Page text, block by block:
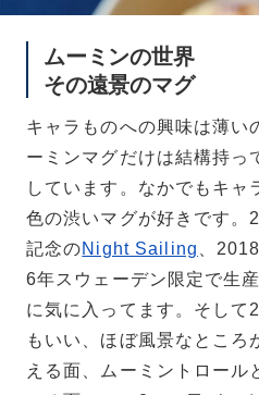
ムーミンの世界
その遠景のマグ
キャラものへの興味は薄い
ーミンマグだけは結構持っ
しています。なかでもキャ
色の渋いマグが好きです。
記念のNight Sailing
、
6年スウェーデン限定で生
に気に入ってます。そし
もいい、ほぼ風景なところ
える面、ムーミントロール